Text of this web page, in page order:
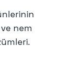
nem